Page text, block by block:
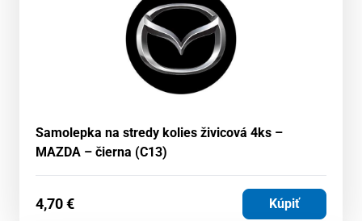
Samolepka na stredy kolies živicová 4ks –
MAZDA – čierna (C13)
4,70€ Kúpiť